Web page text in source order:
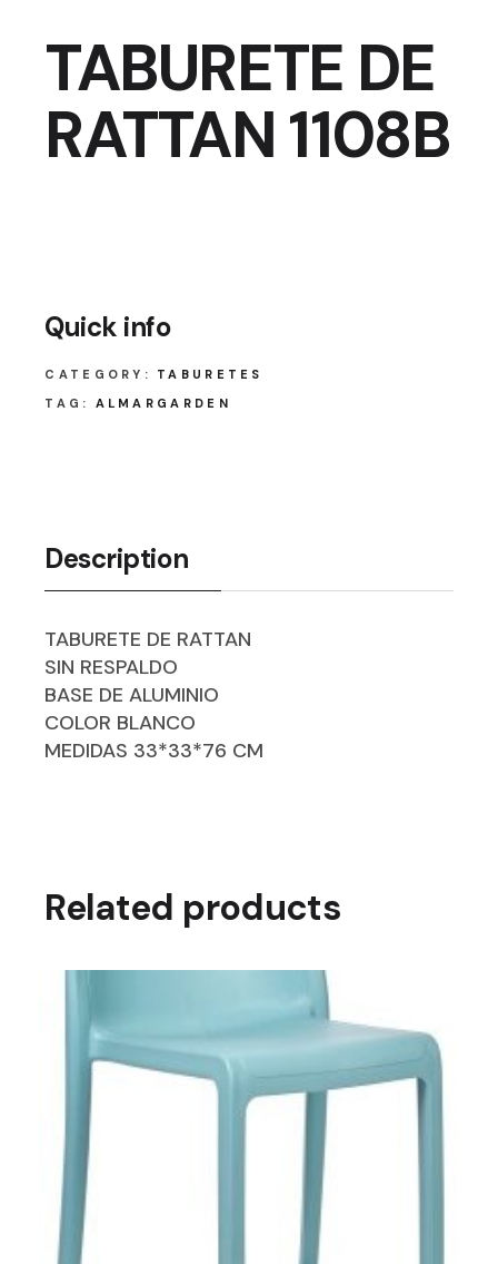
TABURETE DE
RATTAN 1108B
Quick info
CATEGORY:
TABURETES
TAG:
ALMARGARDEN
Description
TABURETE DE RATTAN
SIN RESPALDO
BASE DE ALUMINIO
COLOR BLANCO
MEDIDAS 33*33*76 CM
Related products